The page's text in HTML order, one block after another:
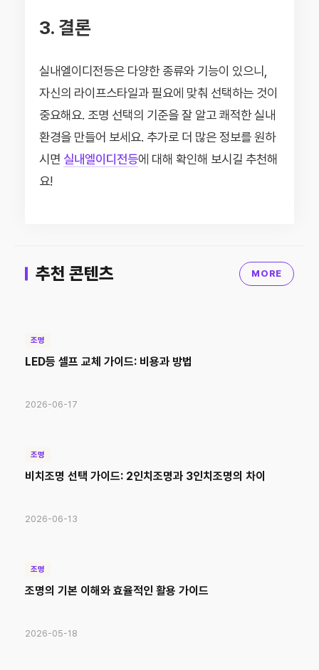
3. 결론
실내엘이디전등은 다양한 종류와 기능이 있으니,
자신의 라이프스타일과 필요에 맞춰 선택하는 것이
중요해요. 조명 선택의 기준을 잘 알고 쾌적한 실내
환경을 만들어 보세요. 추가로 더 많은 정보를 원하
시면 실내엘이디전등에 대해 확인해 보시길 추천해
요!
추천 콘텐츠 MORE
조명
LED등 셀프 교체 가이드: 비용과 방법
2026-06-17
조명
비치조명 선택 가이드: 2인치조명과 3인치조명의 차이
2026-06-13
조명
조명의 기본 이해와 효율적인 활용 가이드
2026-05-18